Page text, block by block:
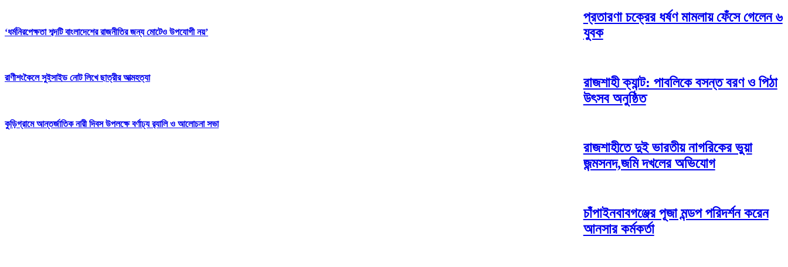
‘ধর্মনিরপেক্ষতা শব্দটি বাংলাদেশের রাজনীতির জন্য মোটেও উপযোগী নয়’
রাণীশংকৈলে সুইসাইড নোট লিখে ছাত্রীর আত্মহত্যা
কুড়িগ্রামে আন্তর্জাতিক নারী দিবস উপলক্ষে বর্ণাঢ্য র‍্যালি ও আলোচনা সভা
প্রতারণা চক্রের ধর্ষণ মামলায় ফেঁসে গেলেন ৬
যুবক
রাজশাহী ক্যান্ট: পাবলিকে বসন্ত বরণ ও পিঠা
উৎসব অনুষ্ঠিত
রাজশাহীতে দুই ভারতীয় নাগরিকের ভুয়া
জন্মসনদ,জমি দখলের অভিযোগ
চাঁপাইনবাবগঞ্জের পূজা মন্ডপ পরিদর্শন করেন
আনসার কর্মকর্তা